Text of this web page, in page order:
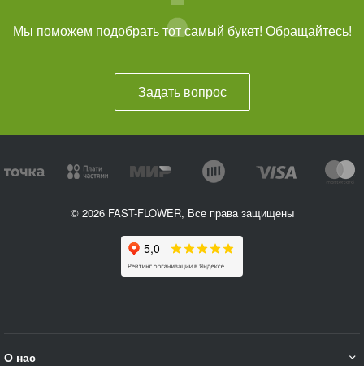
Мы поможем подобрать тот самый букет! Обращайтесь!
Задать вопрос
© 2026 FAST-FLOWER, Все права защищены
О нас